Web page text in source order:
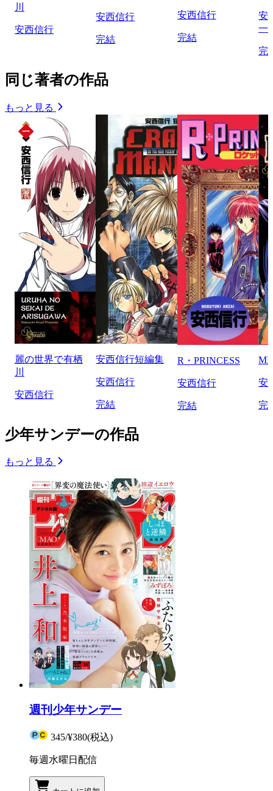
川
安西信行
安西信行
完結
安西信行
完結
安
一
完
同じ著者の作品
もっと見る
麗の世界で有栖
川
安西信行
安西信行短編集
安西信行
完結
R・PRINCESS
安西信行
完結
安
完
少年サンデーの作品
もっと見る
週刊少年サンデー
345/¥380(税込)
毎週水曜日配信